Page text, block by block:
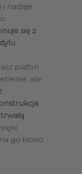
nadaje
się z
plafon
ale
go łatwo